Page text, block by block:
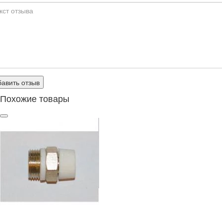
отзыв
Похожие товары